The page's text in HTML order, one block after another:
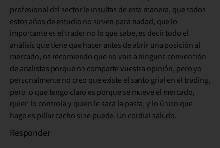
profesional del sector le insultas de esta manera, que todos
estos años de estudio no sirven para nadad, que lo
importante es el trader no lo que sabe, es decir todo el
análisis que tiene que hacer antes de abrir una posición al
mercado, os recomiendo que no vais a ninguna convención
de analistas porque no comparte vuestra opinión, pero yo
personalmente no creo que existe el santo grial en el trading,
pero lo que tengo claro es porque se mueve el mercado,
quien lo controla y quien le saca la pasta, y lo único que
hago es pillar cacho si se puede. Un cordial saludo.
Responder